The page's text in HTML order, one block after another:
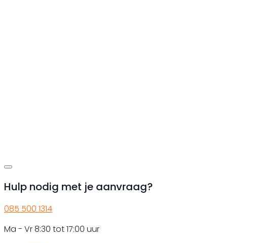
Hulp nodig met je aanvraag?
085 500 1314
Ma - Vr 8:30 tot 17:00 uur